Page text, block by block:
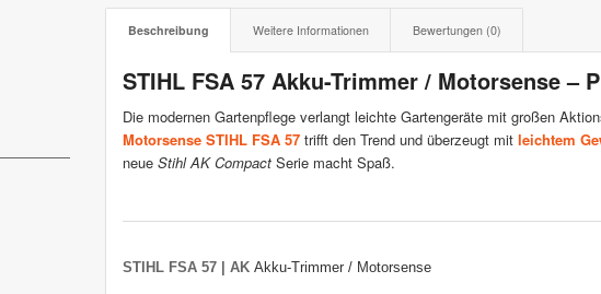
Beschreibung Weitere Informationen Bewertungen (0)
STIHL FSA 57 Akku-Trimmer / Motorsense –
Die modernen Gartenpflege verlangt leichte Gartengeräte mit großen
Motorsense STIHL FSA 57 trifft den Trend und überzeugt mit leichtem
neue Stihl AK Compact Serie macht Spaß.
STIHL FSA 57 | AK Akku-Trimmer / Motorsense